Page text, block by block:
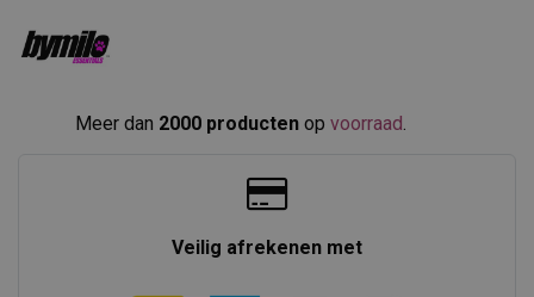
Meer dan 2000 producten op voorraad.​
Veilig afrekenen met